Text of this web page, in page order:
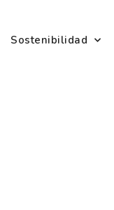
Sostenibilidad